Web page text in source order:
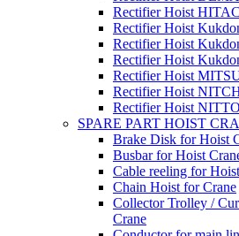
Rectifier Hoist
Rectifier Hoist
Rectifier Hoist
Rectifier Hoist
Rectifier Hoist
Rectifier Hoist
Rectifier Hoist NITTO
SPARE PART HOIST
Brake Disk for Hoist
Busbar for Hoist
Cable reeling for Hoist
Chain Hoist for Crane
Collector Trolley /
Crane